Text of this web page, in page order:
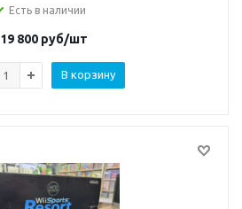
Есть в наличии
19 800 руб/шт
В корзину